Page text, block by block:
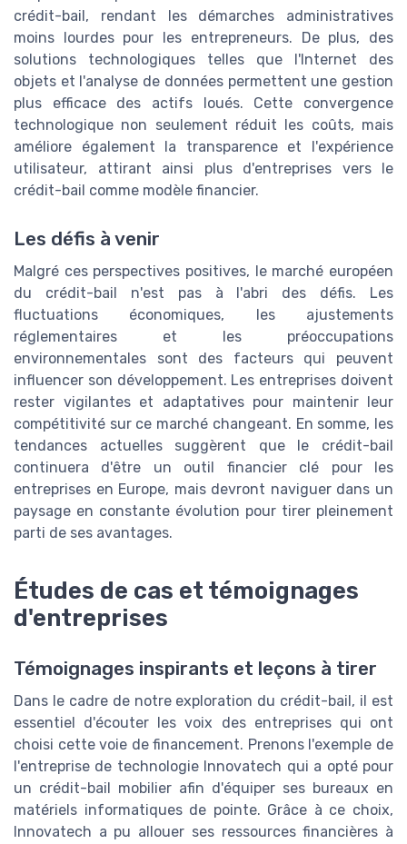
crédit-bail, rendant les démarches administratives
moins lourdes pour les entrepreneurs. De plus, des
solutions technologiques telles que l'Internet des
objets et l'analyse de données permettent une gestion
plus efficace des actifs loués. Cette convergence
technologique non seulement réduit les coûts, mais
améliore également la transparence et l'expérience
utilisateur, attirant ainsi plus d'entreprises vers le
crédit-bail comme modèle financier.
Les défis à venir
Malgré ces perspectives positives, le marché européen
du crédit-bail n'est pas à l'abri des défis. Les
fluctuations économiques, les ajustements
réglementaires et les préoccupations
environnementales sont des facteurs qui peuvent
influencer son développement. Les entreprises doivent
rester vigilantes et adaptatives pour maintenir leur
compétitivité sur ce marché changeant. En somme, les
tendances actuelles suggèrent que le crédit-bail
continuera d'être un outil financier clé pour les
entreprises en Europe, mais devront naviguer dans un
paysage en constante évolution pour tirer pleinement
parti de ses avantages.
Études de cas et témoignages
d'entreprises
Témoignages inspirants et leçons à tirer
Dans le cadre de notre exploration du crédit-bail, il est
essentiel d'écouter les voix des entreprises qui ont
choisi cette voie de financement. Prenons l'exemple de
l'entreprise de technologie Innovatech qui a opté pour
un crédit-bail mobilier afin d'équiper ses bureaux en
matériels informatiques de pointe. Grâce à ce choix,
Innovatech a pu allouer ses ressources financières à